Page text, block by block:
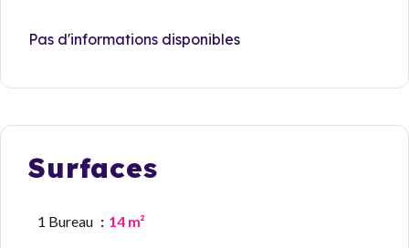
Pas d'informations disponibles
Surfaces
1 Bureau 14 m²